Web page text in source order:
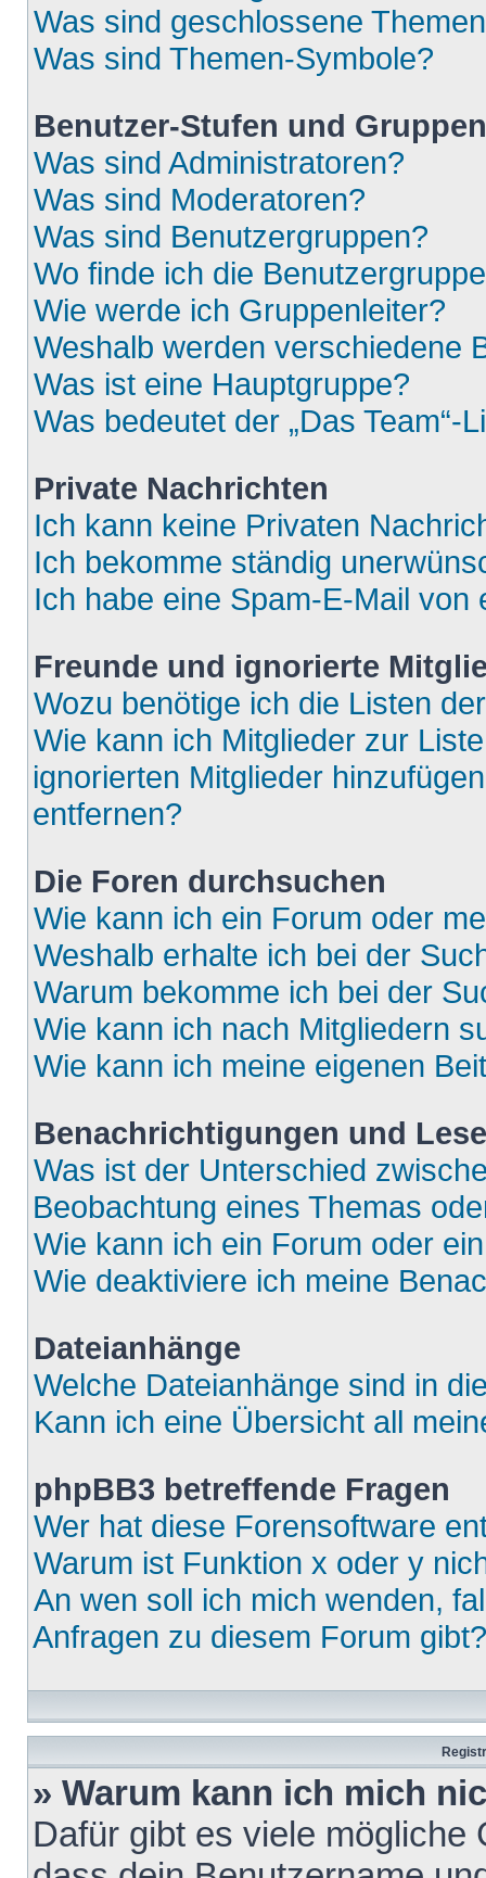
Was sind geschlossene
Was sind Themen-Symbole?
Benutzer-Stufen und Gruppen
Was sind Administratoren?
Was sind Moderatoren?
Was sind Benutzergruppen?
Wo finde ich die
Wie werde ich Gruppenleiter?
Weshalb werden verschiedene
Was ist eine Hauptgruppe?
Was bedeutet der „Das Team“-
Private Nachrichten
Ich kann keine Privaten
Ich bekomme ständig
Ich habe eine Spam-E-Mail
Freunde und ignorierte
Wozu benötige ich die Listen
Wie kann ich Mitglieder zur
ignorierten Mitglieder
entfernen?
Die Foren durchsuchen
Wie kann ich ein Forum oder
Weshalb erhalte ich bei der
Warum bekomme ich bei der
Wie kann ich nach Mitgliedern
Wie kann ich meine eigenen
Benachrichtigungen und
Was ist der Unterschied
Beobachtung eines Themas
Wie kann ich ein Forum oder
Wie deaktiviere ich meine
Dateianhänge
Welche Dateianhänge sind in
Kann ich eine Übersicht all
phpBB3 betreffende Fragen
Wer hat diese Forensoftware
Warum ist Funktion x oder y
An wen soll ich mich wenden,
Anfragen zu diesem Forum gibt?
» Warum kann ich mich
Dafür gibt es viele